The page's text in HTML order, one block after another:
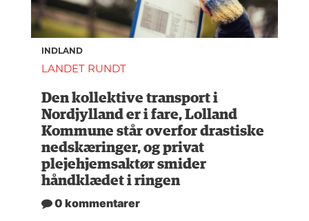
INDLAND
LANDET RUNDT
Den kollektive transport i
Nordjylland er i fare, Lolland
Kommune står overfor drastiske
nedskæringer, og privat
plejehjemsaktør smider
håndklædet i ringen
0 kommentarer